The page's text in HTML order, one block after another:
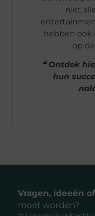
niet
hebben ook
op
❝ Ontdek
hun
Vragen, ideeën
moet worden?